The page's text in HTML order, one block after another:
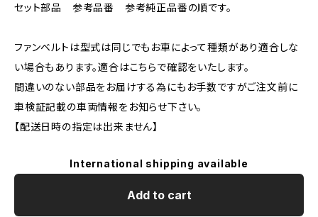
セット部品 参考品番 参考純正品番の順です。
ファンベルトは型式は同じでもお車によって種類があり適合しな
い場合もあります。適合はこちらで確認をいたします。
間違いのない部品をお届けする為にもお手数ですがご注文前に
車検証記載の車両情報をお知らせ下さい。
【配送日時の指定は出来ません】
International shipping available
Add to cart